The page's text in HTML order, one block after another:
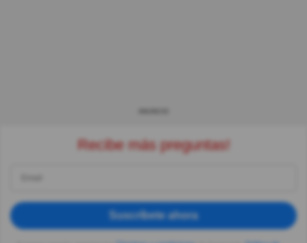
Recibe más preguntas!
Suscríbete ahora